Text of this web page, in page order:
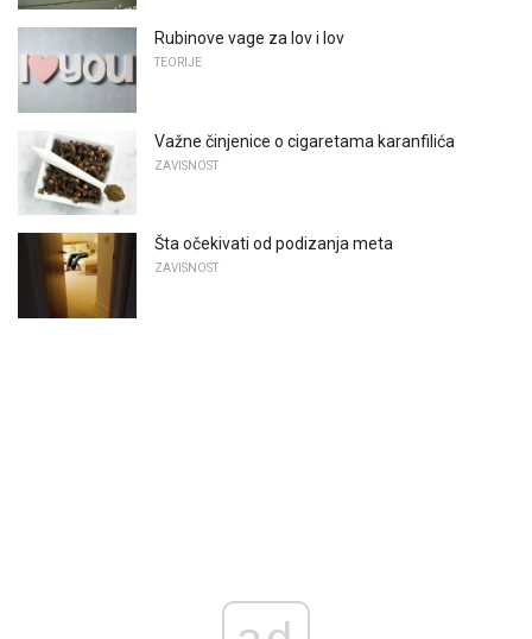
Rubinove vage za lov i lov
TEORIJE
Važne činjenice o cigaretama karanfilića
ZAVISNOST
Šta očekivati ​​od podizanja meta
ZAVISNOST